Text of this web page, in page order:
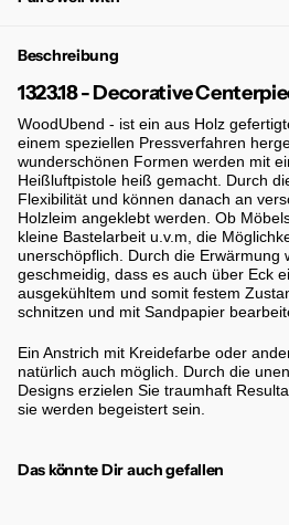
Beschreibung
1323.18 - Decorative
WoodUbend - ist ein aus Holz
einem speziellen Pressverfahren
wunderschönen Formen werden mit
Heißluftpistole heiß gemacht. Durch
Flexibilität und können danach an
Holzleim angeklebt werden. Ob
kleine Bastelarbeit u.v.m, die
unerschöpflich. Durch die Erwärmung
geschmeidig, dass es auch über Eck
ausgekühltem und somit festem
schnitzen und mit Sandpapier
Ein Anstrich mit Kreidefarbe oder
natürlich auch möglich. Durch die
Designs erzielen Sie traumhaft
sie werden begeistert sein.
Das könnte Dir auch gefallen